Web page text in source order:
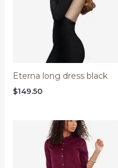
Eterna long dress black
$149.50